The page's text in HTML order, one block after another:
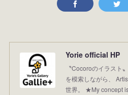
Yorie official HP
〝Cocoroのイラスト
を模索しながら、
世界。 ★My concept